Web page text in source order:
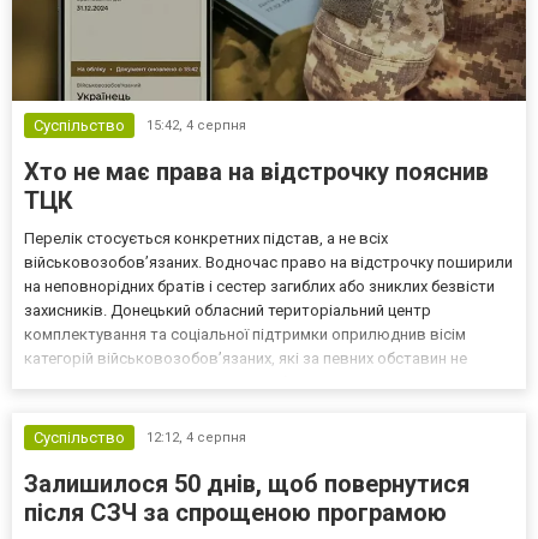
Суспільство 15:42, 4 серпня
Хто не має права на відстрочку пояснив
ТЦК
Перелік стосується конкретних підстав, а не всіх
військовозобов’язаних. Водночас право на відстрочку поширили
на неповнорідних братів і сестер загиблих або зниклих безвісти
захисників. Донецький обласний територіальний центр
комплектування та соціальної підтримки оприлюднив вісім
категорій військовозобов’язаних, які за певних обставин не
Суспільство
12:12, 4 серпня
Залишилося 50 днів, щоб повернутися
після СЗЧ за спрощеною програмою